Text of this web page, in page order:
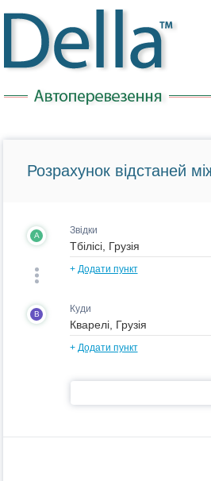
Розрахунок відстаней
A Звідки
+ Додати пункт
B Куди
+ Додати пункт